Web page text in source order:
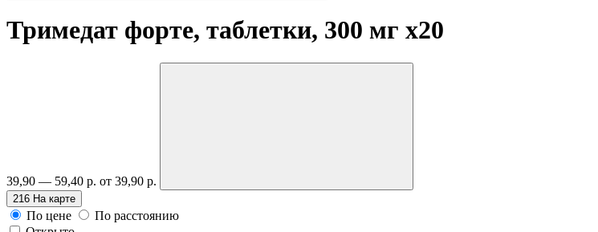
Тримедат форте, таблетки, 300 мг x20
39,90 — 59,40 р. от 39,90 р.
216 На карте
По цене
По расстоянию